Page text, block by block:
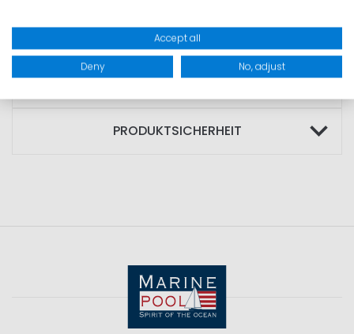
Ärmel
GRÖSSEN
PRODUKTSICHERHEIT
Accept all
Deny No, adjust